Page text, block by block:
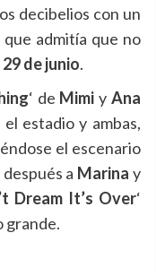
decibelios con un
que admitía que no
29 de junio.
‘ de Mimi y Ana
estadio y ambas,
el escenario
a Marina y
Dream It’s Over‘
grande.